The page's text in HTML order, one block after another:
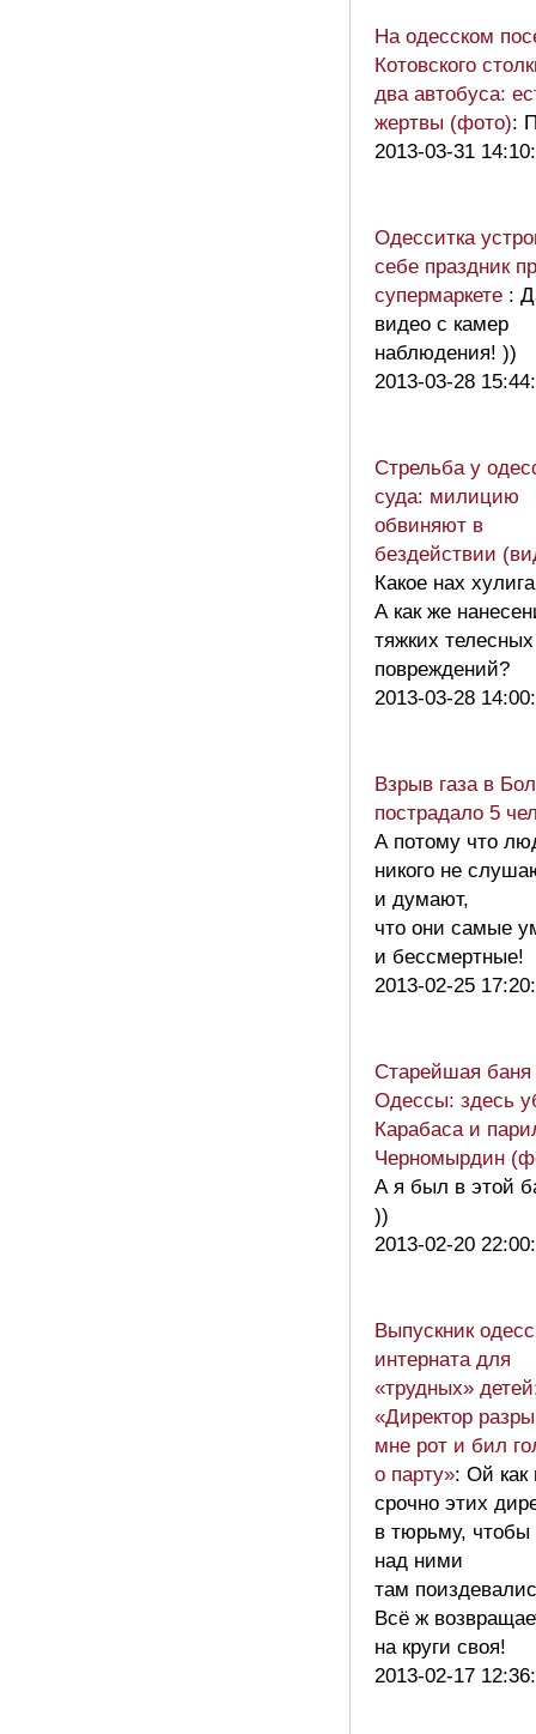
На одесском
Котовского
два автобуса:
жертвы (фото):
2013-03-31
Одесситка
себе праздник
супермаркете :
видео с камер
наблюдения! ))
2013-03-28
Стрельба у
суда: милицию
обвиняют в
бездействии
Какое нах
А как же
тяжких телесных
повреждений?
2013-03-28
Взрыв газа в
пострадало 5
А потому что
никого не
и думают,
что они самые
и бессмертные!
2013-02-25
Старейшая баня
Одессы: здесь
Карабаса и
Черномырдин
А я был в этой
))
2013-02-20
Выпускник
интерната для
«трудных»
«Директор
мне рот и бил
о парту»: Ой как
срочно этих
в тюрьму, чтобы
над ними
там
Всё ж
на круги своя!
2013-02-17